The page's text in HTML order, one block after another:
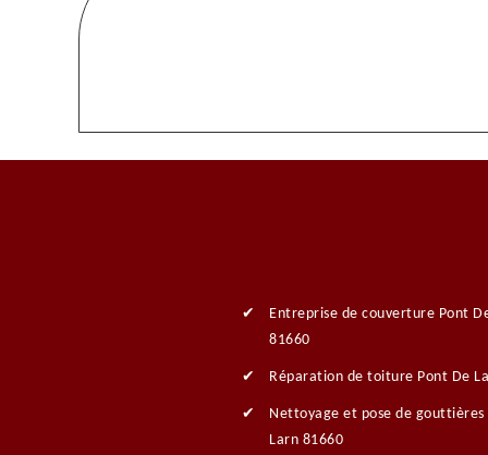
Entreprise de couverture Pont
81660
Réparation de toiture Pont De
Nettoyage et pose de gouttières
Larn 81660